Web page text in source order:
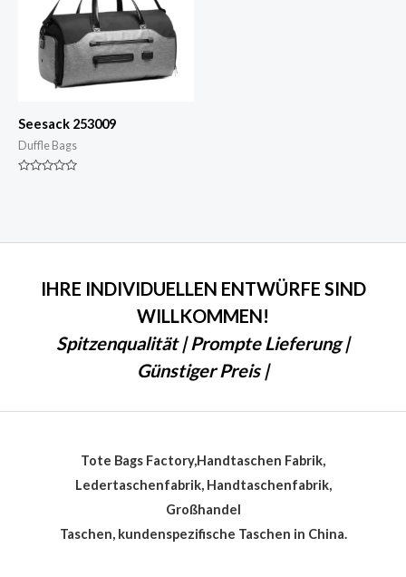
Seesack 253009
Duffle Bags
IHRE INDIVIDUELLEN ENTWÜRFE SIND
WILLKOMMEN!
Spitzenqualität | Prompte Lieferung |
Günstiger Preis |
Tote Bags Factory,Handtaschen Fabrik,
Ledertaschenfabrik, Handtaschenfabrik,
Großhandel
Taschen, kundenspezifische Taschen in China.